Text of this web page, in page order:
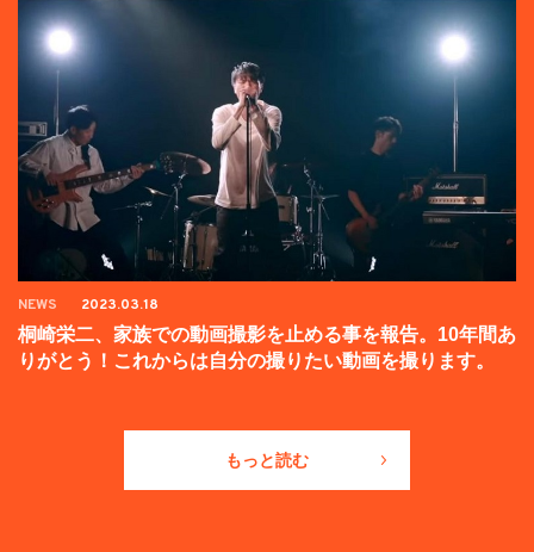
NEWS 2023.03.18
桐崎栄二、家族での動画撮影を止める事を報告。10年間あ
りがとう！これからは自分の撮りたい動画を撮ります。
もっと読む